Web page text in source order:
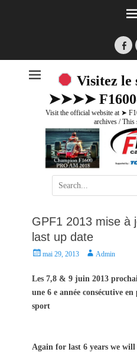
Visitez le
➤➤➤➤
Visit the official website at ➤
archives / This
Search
for:
GPF1 2013 mise à
last up date
P
s
d
mai 29, 2013
A
t
Admin
Les 7,8 & 9 juin 2013
une 6 e année consécutive
sport
Again for last 6 years we